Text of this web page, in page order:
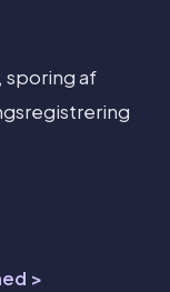
sporing af
>